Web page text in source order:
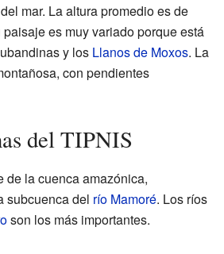
mar. La altura promedio es de
es muy variado porque está
y los Llanos de Moxos. La
con pendientes
del TIPNIS
de la cuenca amazónica,
subcuenca del río Mamoré. Los ríos
son los más importantes.